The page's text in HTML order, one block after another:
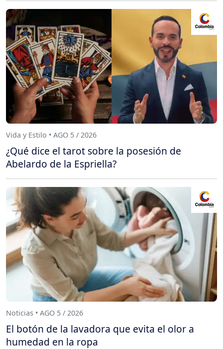
Vida y Estilo • AGO 5 / 2026
¿Qué dice el tarot sobre la posesión de
Abelardo de la Espriella?
Noticias • AGO 5 / 2026
El botón de la lavadora que evita el olor a
humedad en la ropa